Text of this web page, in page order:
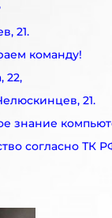
21.
команду!
22,
21.
знание
согласно ТК